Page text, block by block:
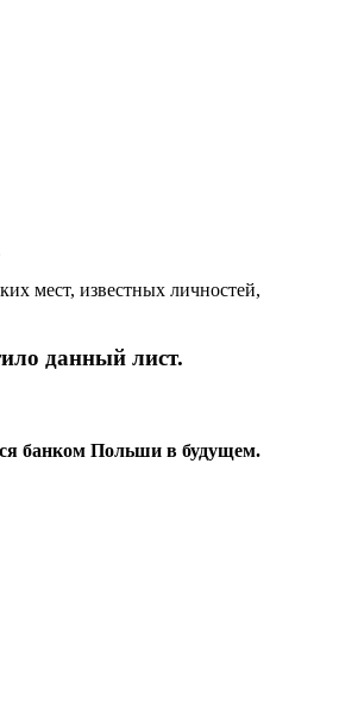
мест, известных личностей,
данный лист.
банком Польши в будущем.